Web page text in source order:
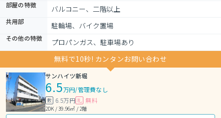
部屋の特徴 バルコニー、二階以上
共用部 駐輪場、バイク置場
その他の特徴
プロパンガス、駐車場あり
無料で10秒! カンタンお問い合わせ
サンハイツ新堀
6.5万円/管理費なし
敷 6.5万円 礼 無料
2DK / 39.96㎡ / 2階